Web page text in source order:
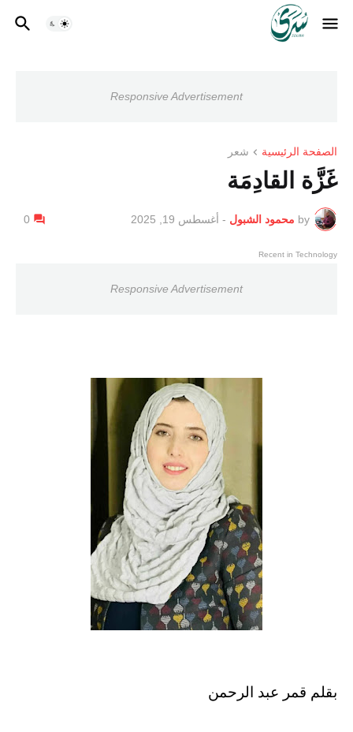
Responsive Advertisement
الصفحة الرئيسية شعر
غَزَّة القادِمَة
by محمود الشبول - أغسطس 19, 2025 0
Recent in Technology
Responsive Advertisement
بقلم قمر عبد الرحمن